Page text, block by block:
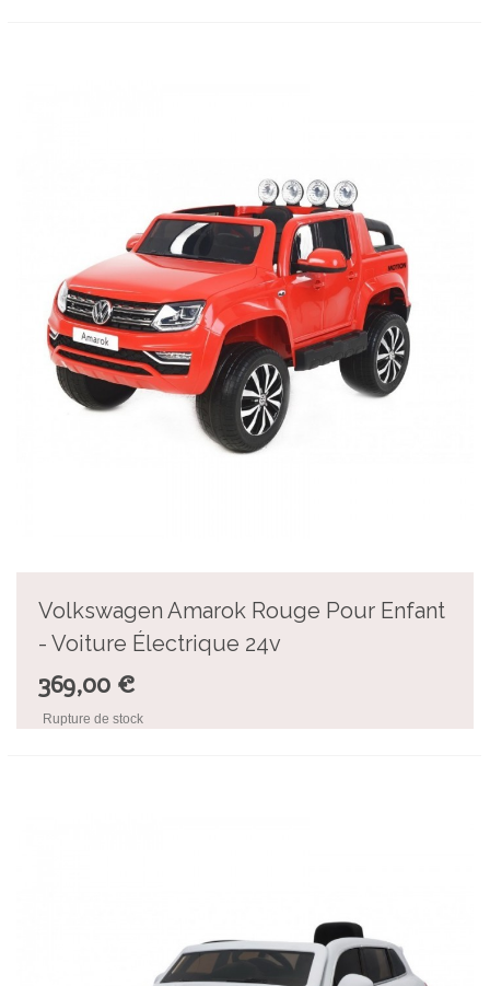
Volkswagen Amarok Rouge Pour Enfant
- Voiture Électrique 24v
369,00 €
Rupture de stock